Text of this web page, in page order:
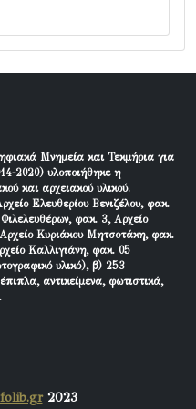
Μνημεία και Τεκμήρια για
2020) υλοποιήθηκε η
και αρχειακού υλικού.
Ελευθερίου Βενιζέλου, φακ.
φακ. 3, Αρχείο
Κυριάκου Μητσοτάκη, φακ.
Καλλιγιάνη, φακ. 05
υλικό), β) 253
αντικείμενα, φωτιστικά,
2023